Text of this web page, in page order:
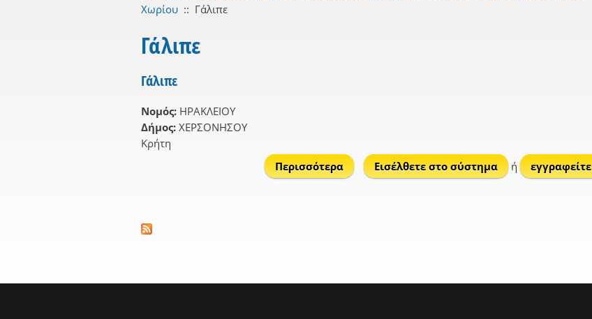
Χωρίου :: Γάλιπε
Γάλιπε
Γάλιπε
Νομός: ΗΡΑΚΛΕΙΟΥ
Δήμος: ΧΕΡΣΟΝΗΣΟΥ
Κρήτη
Περισσότεραγια ΓάλιπεΕισέλθετε στο σύστημα ή εγγραφείτε